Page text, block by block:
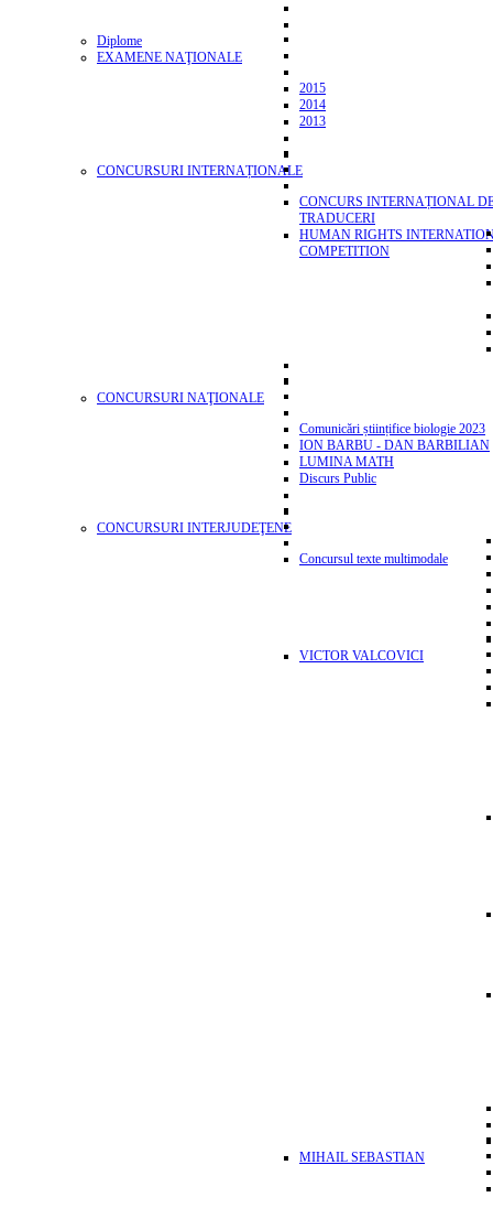
Diplome
EXAMENE NAŢIONALE
2015
2014
2013
CONCURSURI INTERNAȚIONALE
CONCURS INTERNAȚIONAL
TRADUCERI
HUMAN RIGHTS
COMPETITION
CONCURSURI NAŢIONALE
Comunicări științifice biologie 2023
ION BARBU - DAN BARBILIAN
LUMINA MATH
Discurs Public
CONCURSURI INTERJUDEŢENE
Concursul texte multimodale
VICTOR VALCOVICI
MIHAIL SEBASTIAN